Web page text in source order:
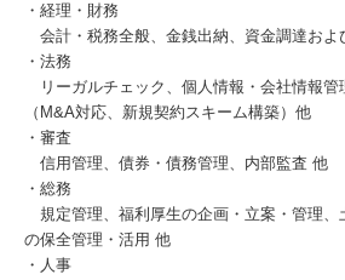
・経理・財務
会計・税務全般、金銭出納、資金調達およ
・法務
リーガルチェック、個人情報・会社情報管
（M&A対応、新規契約スキーム構築）他
・審査
信用管理、債券・債務管理、内部監査 他
・総務
規定管理、福利厚生の企画・立案・管理、
の保全管理・活用 他
・人事